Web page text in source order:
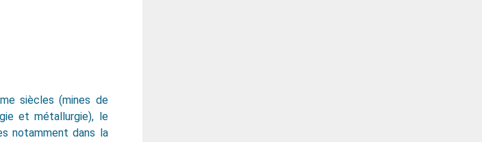
siècles (mines de
et métallurgie), le
notamment dans la